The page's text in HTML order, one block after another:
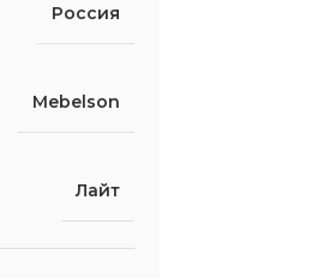
Россия
Mebelson
Лайт